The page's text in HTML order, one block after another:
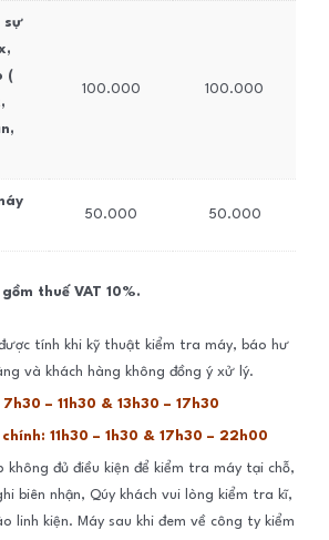
sự
(
100.000 100.000
50.000 50.000
thuế VAT 10%.
tính khi kỹ thuật kiểm tra máy, báo hư
và khách hàng không đồng ý xử lý.
– 11h30 & 13h30 – 17h30
11h30 – 1h30 & 17h30 – 22h00
không đủ điều kiện để kiểm tra máy tại chỗ,
biên nhận, Qúy khách vui lòng kiểm tra kĩ,
linh kiện. Máy sau khi đem về công ty kiểm